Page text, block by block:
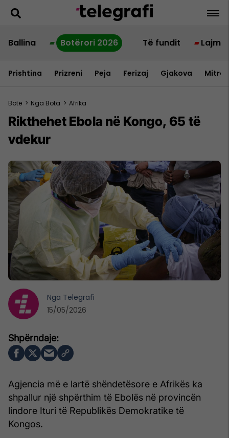
Ballina Botërori 2026 Të fundit Lajme
Prishtina Prizreni Peja Ferizaj Gjakova
Botë > Nga Bota > Afrika
Rikthehet Ebola në Kongo, 65 të
vdekur
Agjencia më e lartë shëndetësore e Afrikës ka
shpallur një shpërthim të Ebolës në provincën
lindore Ituri të Republikës Demokratike të
Kongos.
Nga Telegrafi
15/05/2026